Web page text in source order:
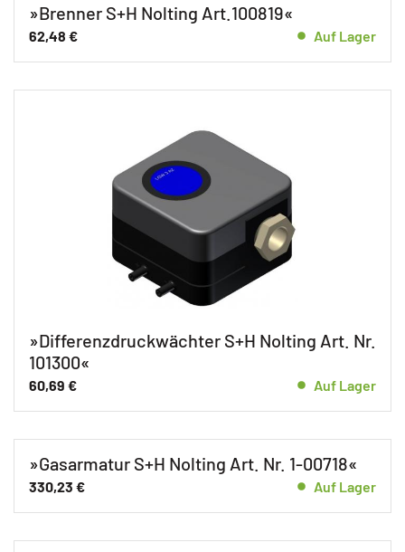
»Brenner S+H Nolting Art.100819«
62,48 € Auf Lager
»Differenzdruckwächter S+H Nolting Art. Nr.
101300«
60,69 € Auf Lager
»Gasarmatur S+H Nolting Art. Nr. 1-00718«
330,23 € Auf Lager